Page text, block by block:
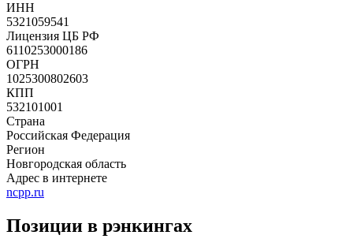
ИНН
5321059541
Лицензия ЦБ РФ
6110253000186
ОГРН
1025300802603
КПП
532101001
Страна
Российская Федерация
Регион
Новгородская область
Адрес в интернете
ncpp.ru
Позиции в рэнкингах